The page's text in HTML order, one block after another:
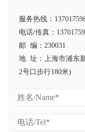
服务热线：
电话/传真：
邮 编：230031
地 址：上海市浦东
2号口步行180米)